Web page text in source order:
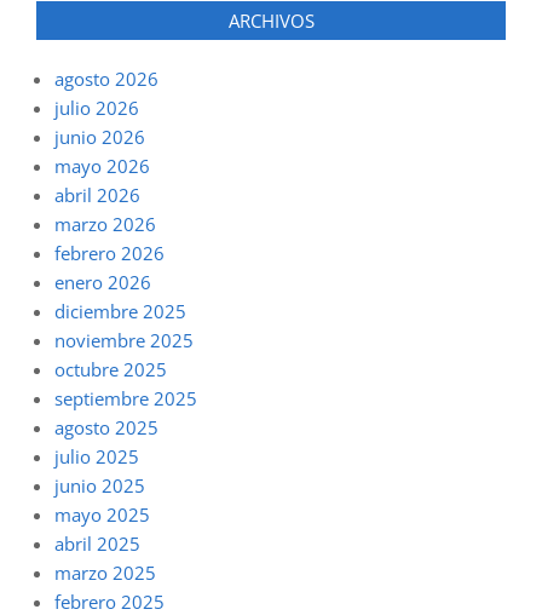
ARCHIVOS
agosto 2026
julio 2026
junio 2026
mayo 2026
abril 2026
marzo 2026
febrero 2026
enero 2026
diciembre 2025
noviembre 2025
octubre 2025
septiembre 2025
agosto 2025
julio 2025
junio 2025
mayo 2025
abril 2025
marzo 2025
febrero 2025